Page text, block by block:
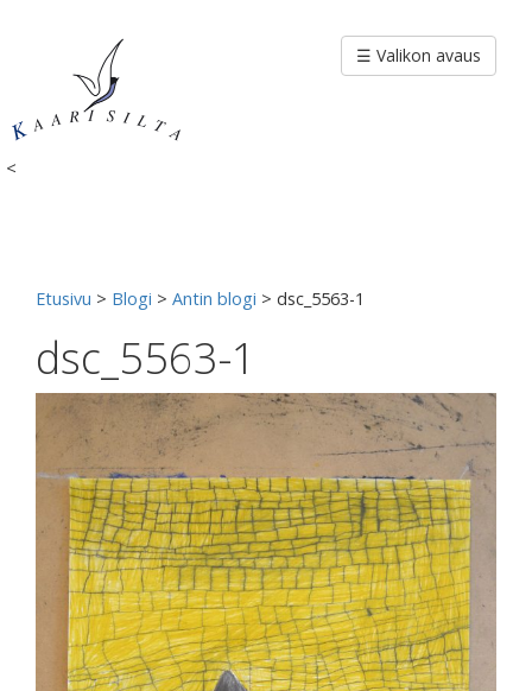
<
☰ Valikon avaus
Etusivu > Blogi > Antin blogi > dsc_5563-1
dsc_5563-1